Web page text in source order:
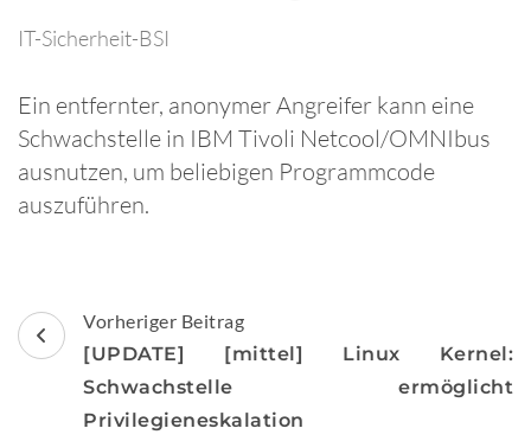
IT-Sicherheit-BSI
Ein entfernter, anonymer Angreifer kann eine
Schwachstelle in IBM Tivoli Netcool/OMNIbus
ausnutzen, um beliebigen Programmcode
auszuführen.
Beitragsnavigation
Vorheriger Beitrag
[UPDATE] [mittel] Linux Kernel:
Schwachstelle ermöglicht
Privilegieneskalation